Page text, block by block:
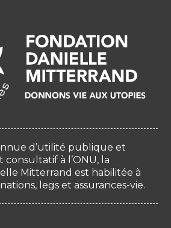
d’utilité publique et
à l’ONU, la
Mitterrand est habilitée à
legs et assurances-vie.